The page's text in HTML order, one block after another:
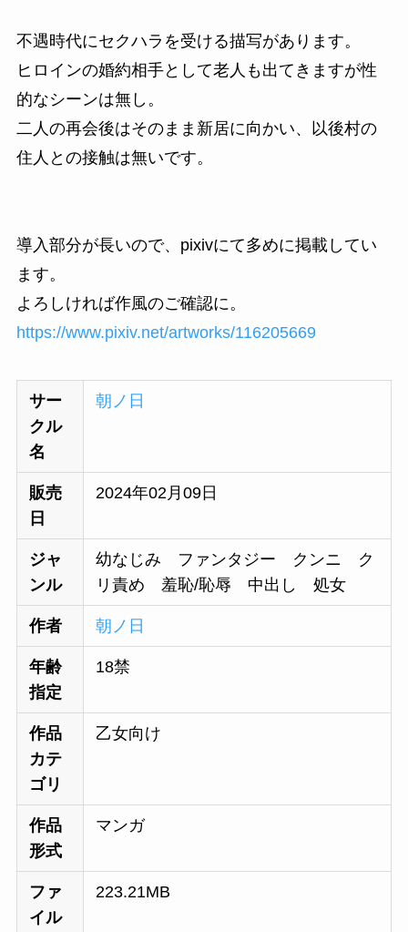
不遇時代にセクハラを受ける描写があります。
ヒロインの婚約相手として老人も出てきますが性
的なシーンは無し。
二人の再会後はそのまま新居に向かい、以後村の
住人との接触は無いです。
導入部分が長いので、pixivにて多めに掲載してい
ます。
よろしければ作風のご確認に。
https://www.pixiv.net/artworks/116205669
サー
クル
名
朝ノ日
販売
日
2024年02月09日
ジャ
ンル
幼なじみ ファンタジー クンニ ク
リ責め 羞恥/恥辱 中出し 処女
作者 朝ノ日
年齢
指定
18禁
作品
カテ
ゴリ
乙女向け
作品
形式
マンガ
ファ
イル
223.21MB